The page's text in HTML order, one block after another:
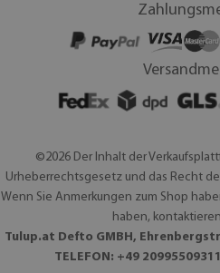
©2026 Der Inhalt der
Urheberrechtsgesetz und das Recht
Wenn Sie Anmerkungen zum Shop
haben,
Tulup.at Defto GMBH,
TELEFON: +49